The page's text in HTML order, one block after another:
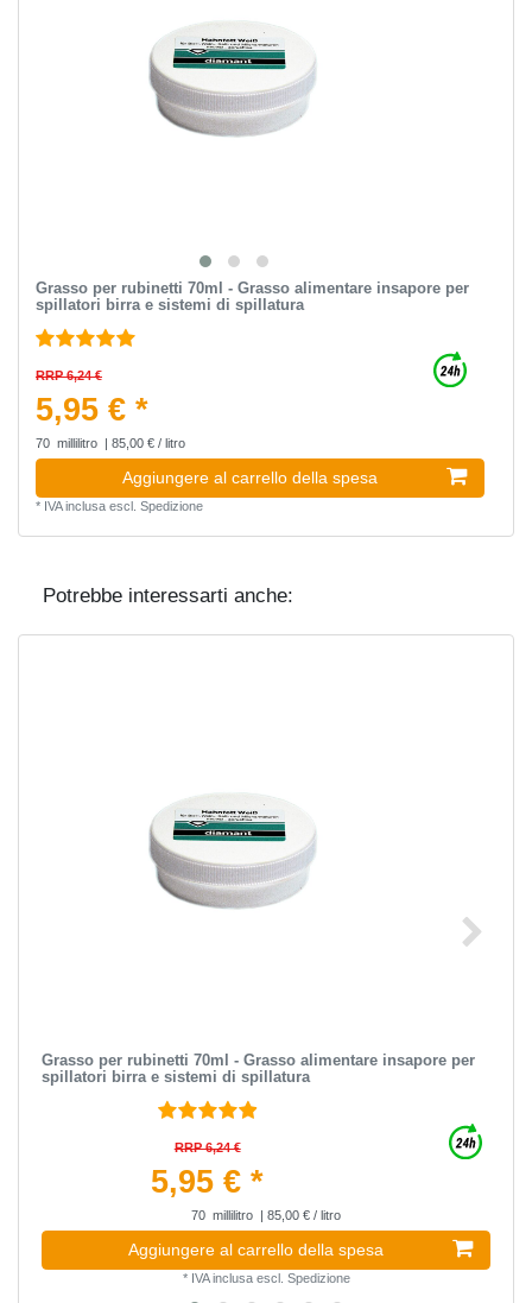
Grasso per rubinetti 70ml - Grasso alimentare insapore per
spillatori birra e sistemi di spillatura
RRP 6,24 €
5,95 € *
70 millilitro | 85,00 € / litro
Aggiungere al carrello della spesa
* IVA inclusaescl. Spedizione
Potrebbe interessarti anche:
Grasso per rubinetti 70ml - Grasso alimentare insapore per
spillatori birra e sistemi di spillatura
RRP 6,24 €
5,95 € *
70 millilitro | 85,00 € / litro
Aggiungere al carrello della spesa
* IVA inclusaescl. Spedizione